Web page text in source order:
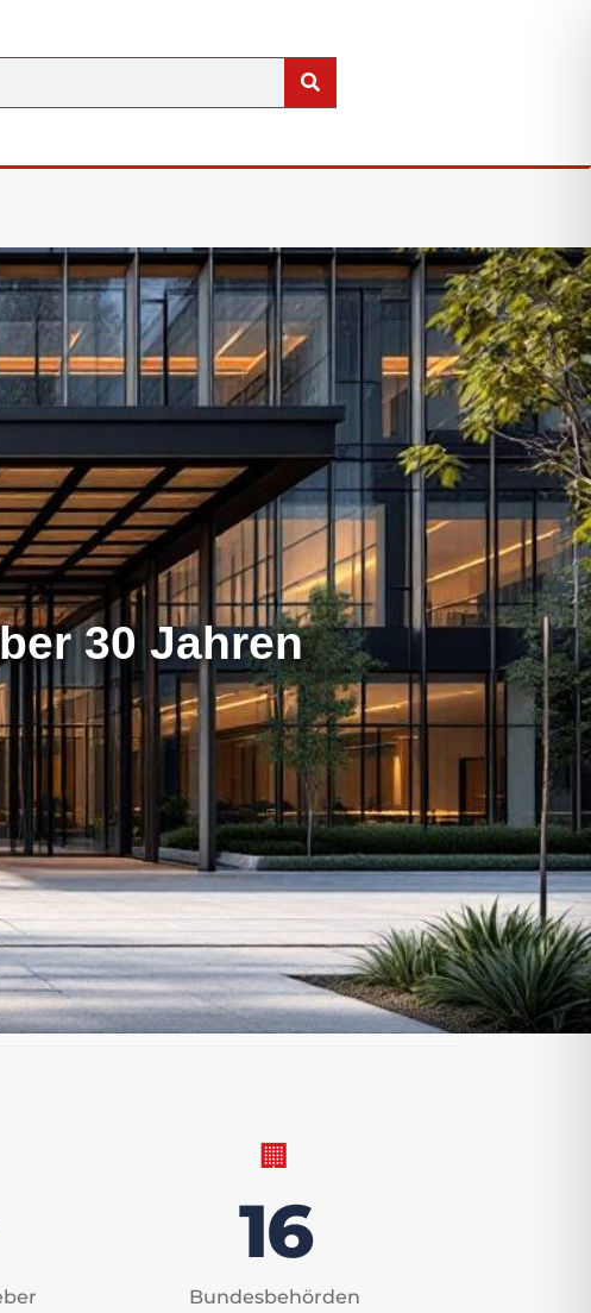
30 Jahren
🏢
16
Bundesbehörden